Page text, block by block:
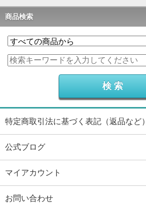
商品検索
特定商取引法に基づく表記（返品など）
公式ブログ
マイアカウント
お問い合わせ